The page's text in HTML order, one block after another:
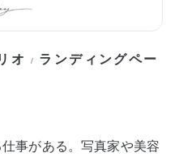
オ / ランディングペー
事がある。写真家や美容